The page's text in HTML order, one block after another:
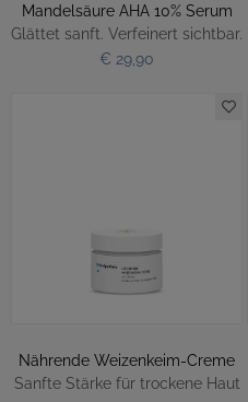
Mandelsäure AHA 10% Serum
Glättet sanft. Verfeinert sichtbar.
€ 29,90
Nährende Weizenkeim-Creme
Sanfte Stärke für trockene Haut